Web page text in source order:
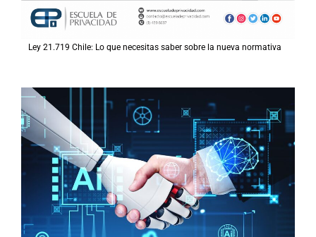
Ley 21.719 Chile: Lo que necesitas saber sobre la nueva normativa